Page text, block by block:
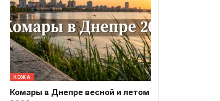
КОЖА
Комары в Днепре весной и летом